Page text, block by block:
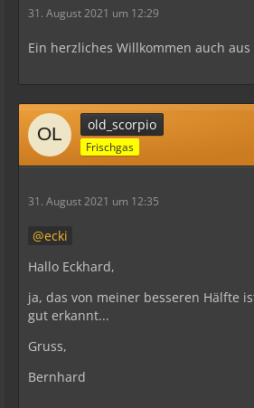
31. August 2021 um 12:29
Ein herzliches Willkommen auch
old_scorpio
Frischgas
31. August 2021 um 12:35
ecki
Hallo Eckhard,
ja, das von meiner besseren Hälfte
gut erkannt...
Gruss,
Bernhard